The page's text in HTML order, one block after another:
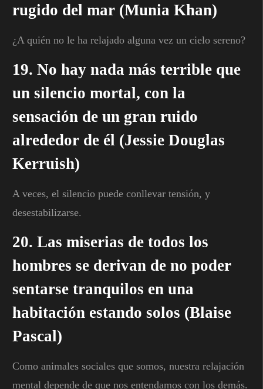
rugido del mar (Munia Khan)
¿A quién no le ha relajado alguna vez un cielo sereno?
19. No hay nada más terrible que
un silencio mortal, con la
sensación de un gran ruido
alrededor de él (Jessie Douglas
Kerruish)
A veces, el silencio puede conllevar tensión, y
desestabilizarse.
20. Las miserias de todos los
hombres se derivan de no poder
sentarse tranquilos en una
habitación estando solos (Blaise
Pascal)
Como animales sociales que somos, nuestra relajación
mental depende de que nos entendamos con los demás.